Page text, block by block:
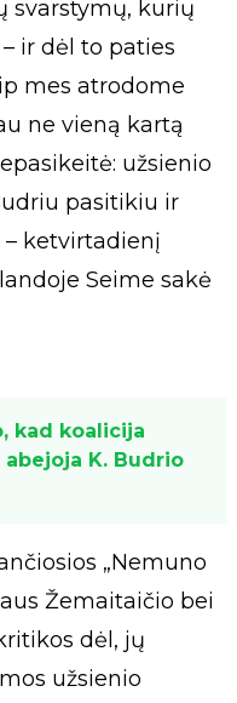
svarstymų, kurių
ir dėl to paties
mes atrodome
ne vieną kartą
užsienio
pasitikiu ir
– ketvirtadienį
Seime sakė
kad koalicija
K. Budrio
„Nemuno
Žemaitaičio bei
dėl, jų
užsienio